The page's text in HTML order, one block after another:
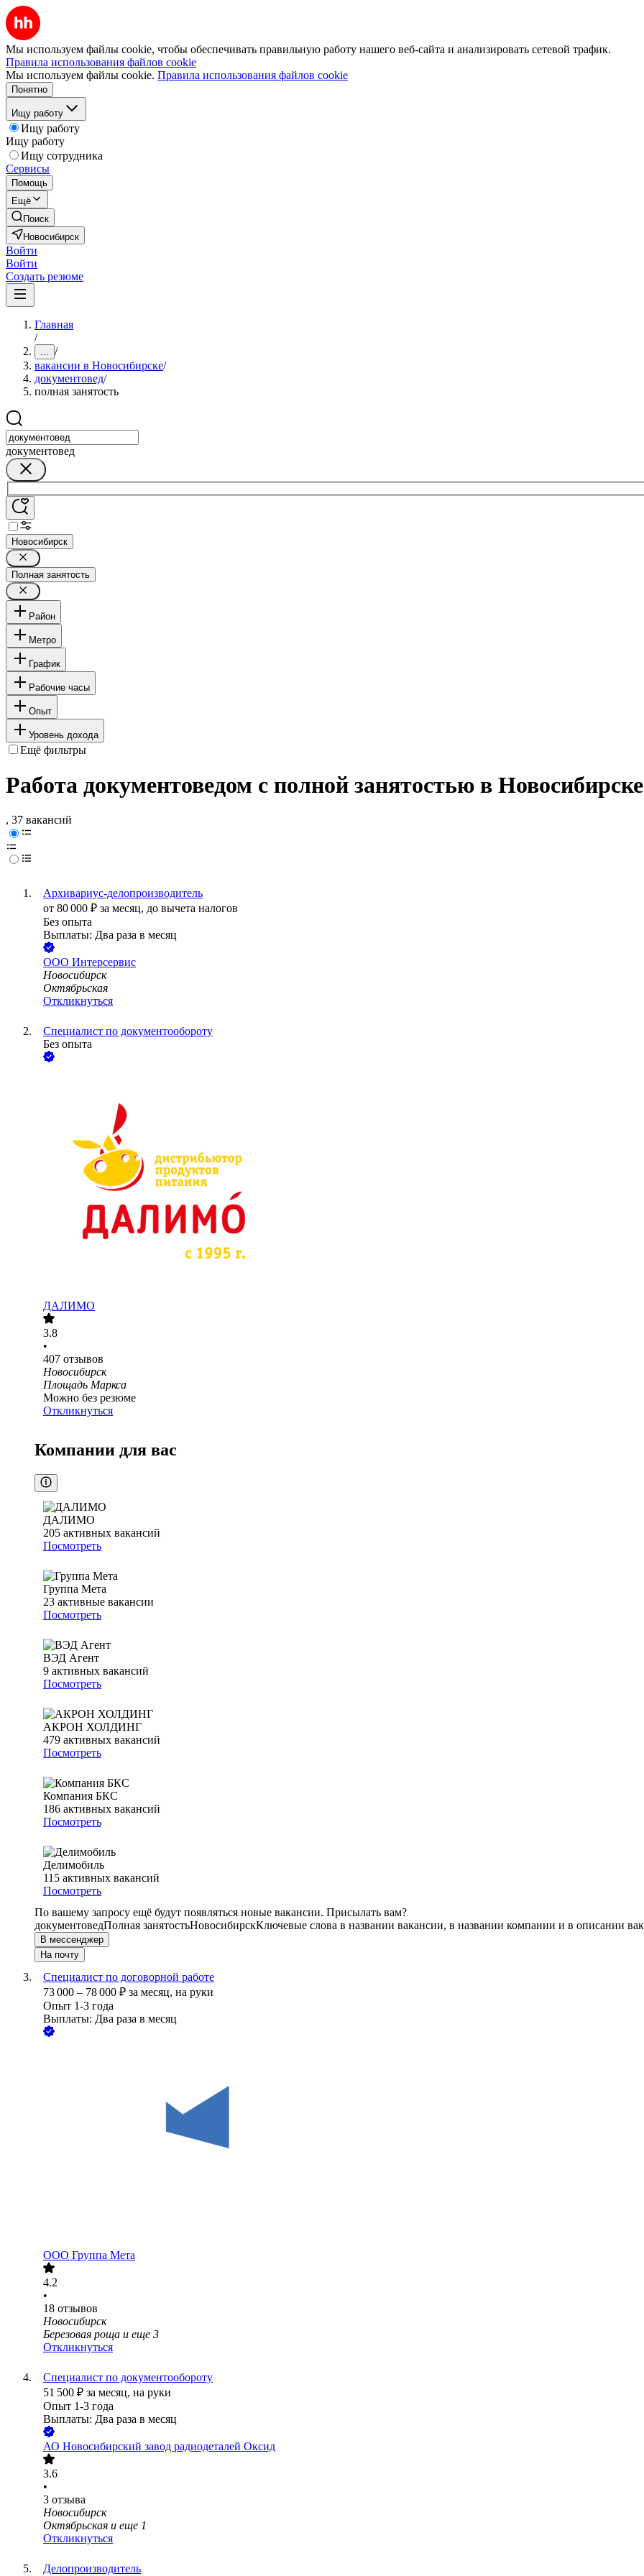
Мы используем файлы cookie, чтобы обеспечивать правильную работу нашего веб-сайта и анализировать сетевой трафик.
Правила использования файлов cookie
Мы используем файлы cookie. Правила использования файлов cookie
Понятно
Ищу работу
Ищу работу
Ищу работу
Ищу сотрудника
Сервисы
Помощь
Ещё
Поиск
Новосибирск
Войти
Войти
Создать резюме
Главная
/
... /
вакансии в Новосибирске/
документовед/
полная занятость
документовед
Новосибирск
Полная занятость
Район
Метро
График
Рабочие часы
Опыт
Уровень дохода
Ещё фильтры
Работа документоведом с полной занятостью в Новосибирске
, 37 вакансий
Архивариус-делопроизводитель
от 80 000 ₽ за месяц, до вычета налогов
Без опыта
Выплаты: Два раза в месяц
ООО Интерсервис
Новосибирск
Октябрьская
Откликнуться
Специалист по документообороту
Без опыта
ДАЛИМО
3.8
•
407 отзывов
Новосибирск
Площадь Маркса
Можно без резюме
Откликнуться
Компании для вас
ДАЛИМО
205 активных вакансий
Посмотреть
Группа Мета
23 активные вакансии
Посмотреть
ВЭД Агент
9 активных вакансий
Посмотреть
АКРОН ХОЛДИНГ
479 активных вакансий
Посмотреть
Компания БКС
186 активных вакансий
Посмотреть
Делимобиль
115 активных вакансий
Посмотреть
По вашему запросу ещё будут появляться новые вакансии. Присылать вам?
документоведПолная занятостьНовосибирскКлючевые слова в названии вакансии, в названии компании и в описании
В мессенджер
На почту
Специалист по договорной работе
73 000 – 78 000 ₽ за месяц, на руки
Опыт 1-3 года
Выплаты: Два раза в месяц
ООО Группа Мета
4.2
•
18 отзывов
Новосибирск
Березовая роща и еще 3
Откликнуться
Специалист по документообороту
51 500 ₽ за месяц, на руки
Опыт 1-3 года
Выплаты: Два раза в месяц
АО Новосибирский завод радиодеталей Оксид
3.6
•
3 отзыва
Новосибирск
Октябрьская и еще 1
Откликнуться
Делопроизводитель